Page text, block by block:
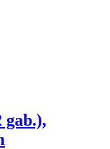
gab.),